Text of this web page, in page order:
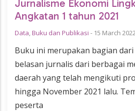
Jurnalisme Ekonomi
Angkatan 1 tahun 2021
Data,Buku dan Publikasi - 15 March
Buku ini merupakan bagian
belasan jurnalis dari berbagai
daerah yang telah mengikuti
hingga November 2021 lalu.
peserta